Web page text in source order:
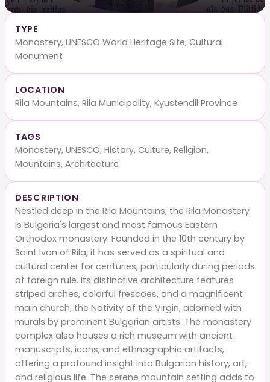
TYPE
Monastery, UNESCO World Heritage Site, Cultural
Monument
LOCATION
Rila Mountains, Rila Municipality, Kyustendil Province
TAGS
Monastery, UNESCO, History, Culture, Religion,
Mountains, Architecture
DESCRIPTION
Nestled deep in the Rila Mountains, the Rila Monastery
is Bulgaria's largest and most famous Eastern
Orthodox monastery. Founded in the 10th century by
Saint Ivan of Rila, it has served as a spiritual and
cultural center for centuries, particularly during periods
of foreign rule. Its distinctive architecture features
striped arches, colorful frescoes, and a magnificent
main church, the Nativity of the Virgin, adorned with
murals by prominent Bulgarian artists. The monastery
complex also houses a rich museum with ancient
manuscripts, icons, and ethnographic artifacts,
offering a profound insight into Bulgarian history, art,
and religious life. The serene mountain setting adds to